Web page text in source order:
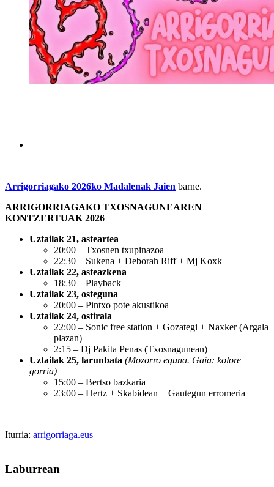
Arrigorriagako 2026ko Madalenak Jaien barne.
ARRIGORRIAGAKO TXOSNAGUNEAREN
KONTZERTUAK 2026
Uztailak 21, asteartea
20:00 – Txosnen txupinazoa
22:30 – Sukena + Deborah Riff + Mj Koxk
Uztailak 22, asteazkena
18:30 – Playback
Uztailak 23, osteguna
20:00 – Pintxo pote akustikoa
Uztailak 24, ostirala
22:00 – Sonic free station + Gozategi + Naxker (Argala
plazan)
2:15 – Dj Pakita Penas (Txosnagunean)
Uztailak 25, larunbata (Mozorro eguna. Gaia: kolore
gorria)
15:00 – Bertso bazkaria
23:00 – Hertz + Skabidean + Gautegun erromeria
Iturria: arrigorriaga.eus
Laburrean